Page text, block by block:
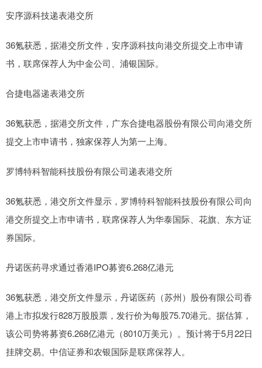
安序源科技递表港交所
36氪获悉，据港交所文件，安序源科技向港交所提交上市申请
书，联席保荐人为中金公司、浦银国际。
合捷电器递表港交所
36氪获悉，据港交所文件，广东合捷电器股份有限公司向港交所
提交上市申请书，独家保荐人为第一上海。
罗博特科智能科技股份有限公司递表港交所
36氪获悉，港交所文件显示，罗博特科智能科技股份有限公司向
港交所提交上市申请书，联席保荐人为华泰国际、花旗、东方证
券国际。
丹诺医药寻求通过香港IPO募资6.268亿港元
36氪获悉，港交所文件显示，丹诺医药（苏州）股份有限公司香
港上市拟发行828万股股票，发行价为每股75.70港元。据估算，
该公司势将募资6.268亿港元（8010万美元）。预计将于5月22日
挂牌交易。中信证券和农银国际是联席保荐人。